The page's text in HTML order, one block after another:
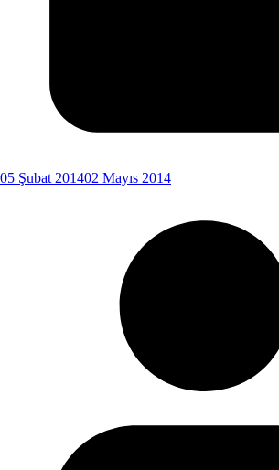
05 Şubat 201402 Mayıs 2014